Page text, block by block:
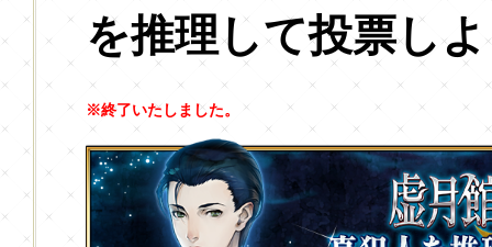
を推理して投票し
※終了いたしました。